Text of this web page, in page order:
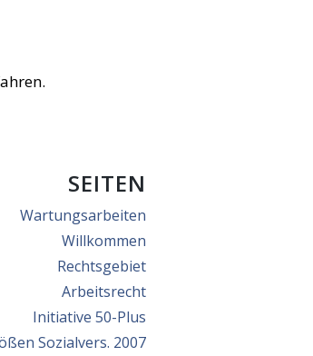
SEITEN
Wartungsarbeiten
Willkommen
Rechtsgebiet
Arbeitsrecht
Initiative 50-Plus
Sozialvers. 2007